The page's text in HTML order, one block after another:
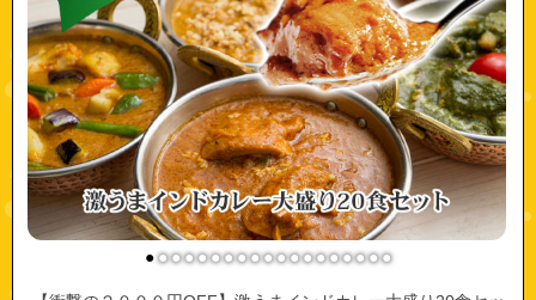
●●●●●●●●●●●●●●●●●●●